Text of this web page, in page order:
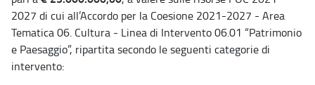
2027 di cui all’Accordo per la Coesione 2021-2027 - Area
Tematica 06. Cultura - Linea di Intervento 06.01 “Patrimonio
e Paesaggio”, ripartita secondo le seguenti categorie di
intervento: